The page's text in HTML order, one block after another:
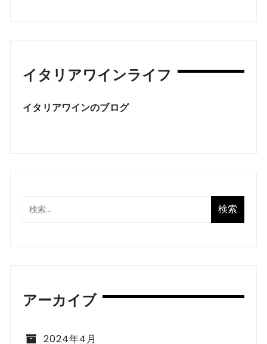
イタリアワインライフ
イタリアワインのブログ
アーカイブ
2024年4月